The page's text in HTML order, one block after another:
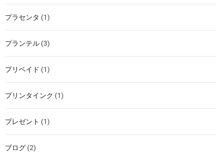
プラセンタ (1)
プランテル (3)
プリペイド (1)
プリンタインク (1)
プレゼント (1)
ブログ (2)